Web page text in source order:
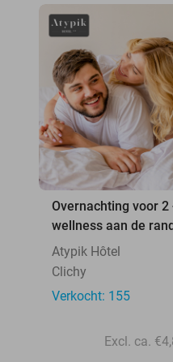
Overnachting voor
wellness aan de
Atypik Hôtel
Clichy
Verkocht: 155
Excl. ca.